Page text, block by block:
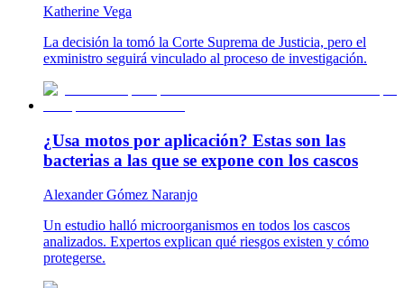
Katherine Vega
La decisión la tomó la Corte Suprema de Justicia, pero el
exministro seguirá vinculado al proceso de investigación.
¿Usa motos por aplicación? Estas son las
bacterias a las que se expone con los cascos
Alexander Gómez Naranjo
Un estudio halló microorganismos en todos los cascos
analizados. Expertos explican qué riesgos existen y cómo
protegerse.